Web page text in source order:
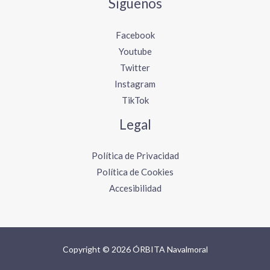
Síguenos
Facebook
Youtube
Twitter
Instagram
TikTok
Legal
Política de Privacidad
Política de Cookies
Accesibilidad
Copyright © 2026 ÓRBITA Navalmoral